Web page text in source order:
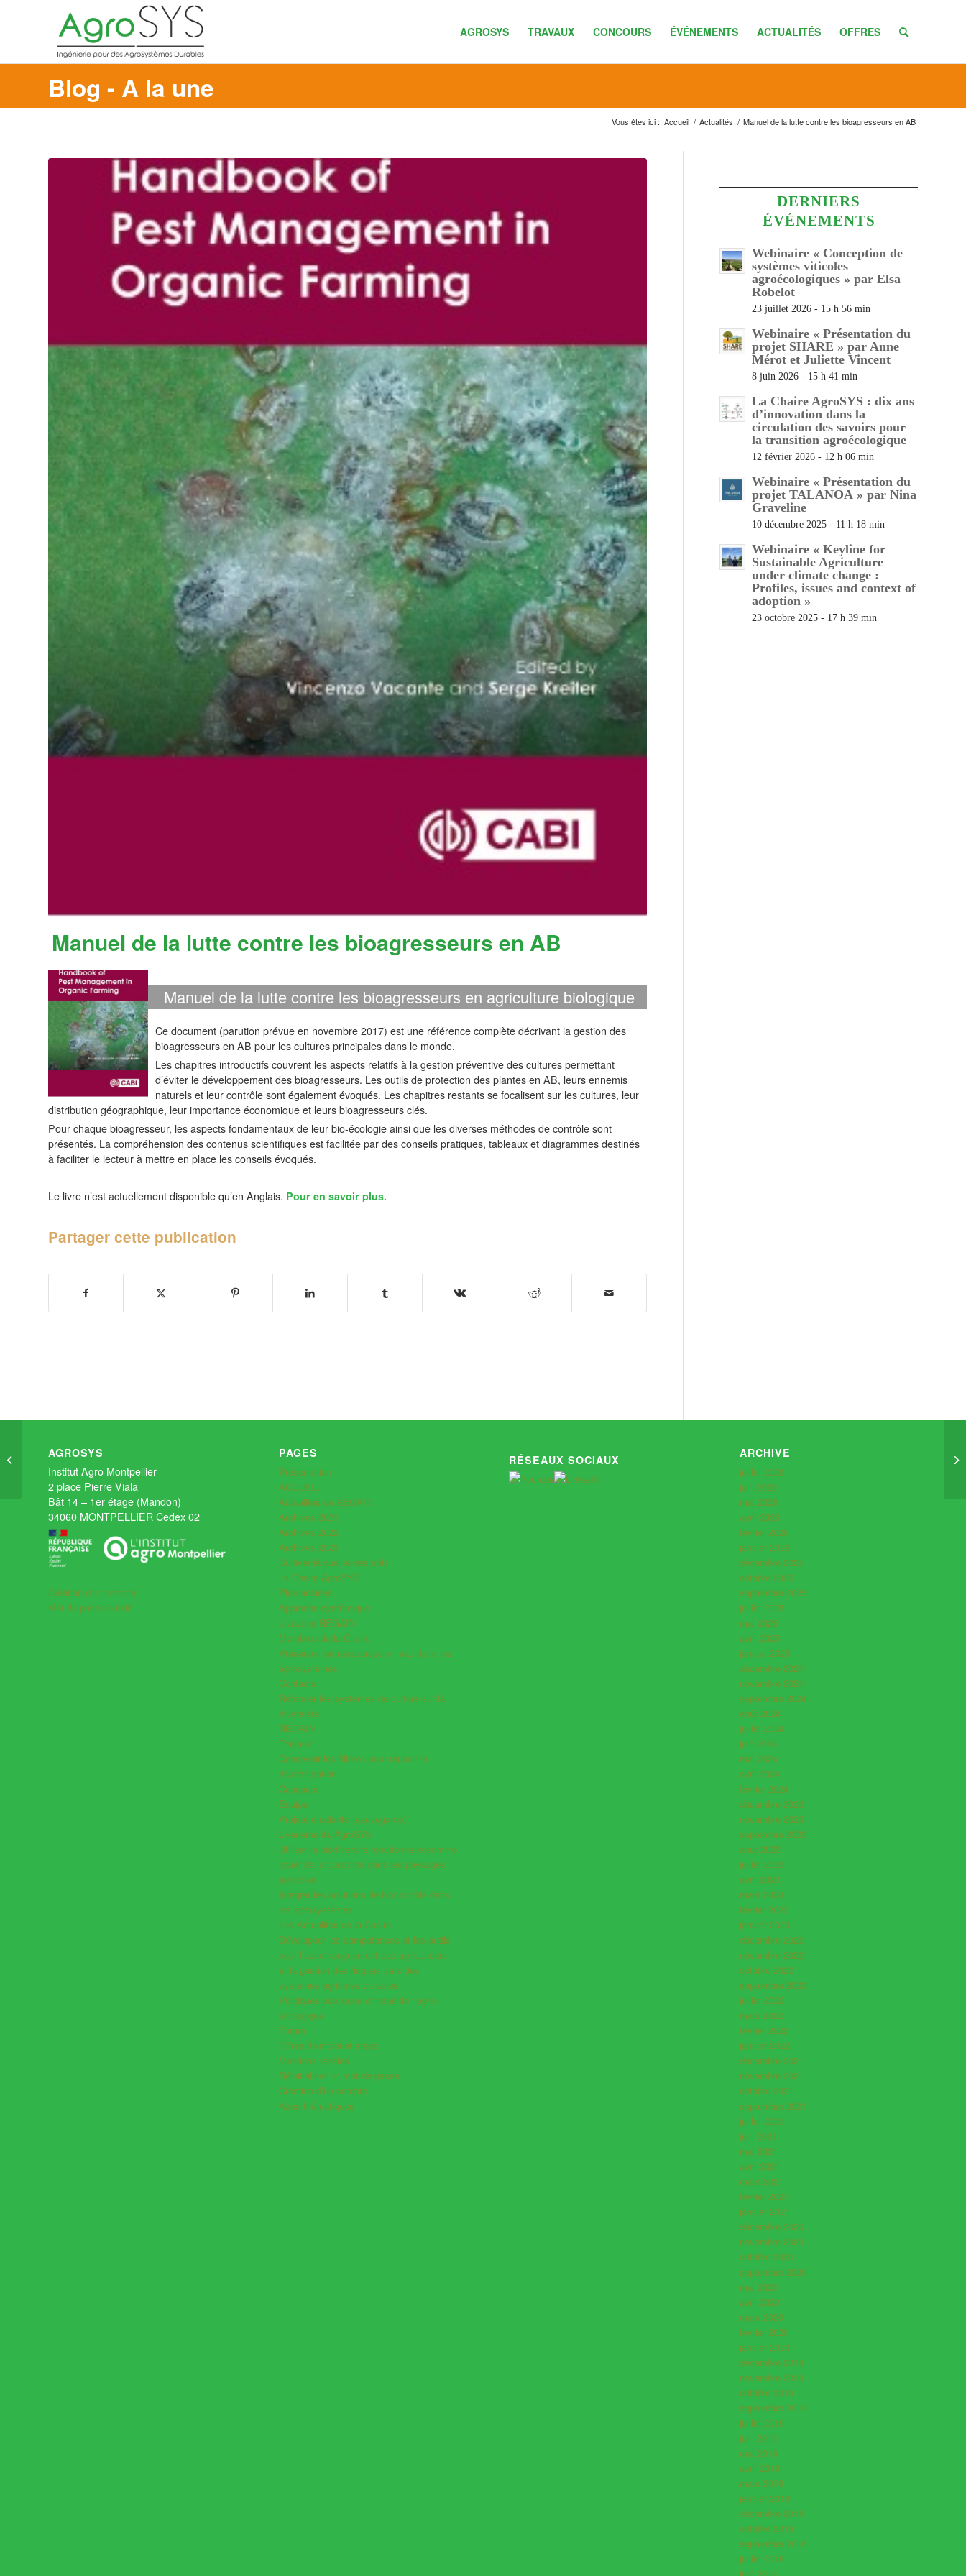
AGROSYS TRAVAUX CONCOURS ÉVÉNEMENTS ACTUALITÉS OFFRES
Blog - A la une
Vous êtes ici : Accueil / Actualités / Manuel de la lutte contre les bioagresseurs en AB
Manuel de la lutte contre les bioagresseurs en AB
Manuel de la lutte contre les bioagresseurs en agriculture biologique
Ce document (parution prévue en novembre 2017) est une référence complète décrivant la gestion des
bioagresseurs en AB pour les cultures principales dans le monde.
Les chapitres introductifs couvrent les aspects relatifs à la gestion préventive des cultures permettant
d’éviter le développement des bioagresseurs. Les outils de protection des plantes en AB, leurs ennemis
naturels et leur contrôle sont également évoqués. Les chapitres restants se focalisent sur les cultures, leur
distribution géographique, leur importance économique et leurs bioagresseurs clés.
Pour chaque bioagresseur, les aspects fondamentaux de leur bio-écologie ainsi que les diverses méthodes de contrôle sont
présentés. La compréhension des contenus scientifiques est facilitée par des conseils pratiques, tableaux et diagrammes destinés
à faciliter le lecteur à mettre en place les conseils évoqués.
Le livre n’est actuellement disponible qu’en Anglais. Pour en savoir plus.
Partager cette publication
DERNIERS
ÉVÉNEMENTS
Webinaire « Conception de
systèmes viticoles
agroécologiques » par Elsa
Robelot
23 juillet 2026 - 15 h 56 min
Webinaire « Présentation du
projet SHARE » par Anne
Mérot et Juliette Vincent
8 juin 2026 - 15 h 41 min
La Chaire AgroSYS : dix ans
d’innovation dans la
circulation des savoirs pour
la transition agroécologique
12 février 2026 - 12 h 06 min
Webinaire « Présentation du
projet TALANOA » par Nina
Graveline
10 décembre 2025 - 11 h 18 min
Webinaire « Keyline for
Sustainable Agriculture
under climate change :
Profiles, issues and context of
adoption »
23 octobre 2025 - 17 h 39 min
AGROSYS
Institut Agro Montpellier
2 place Pierre Viala
Bât 14 – 1er étage (Mandon)
34060 MONTPELLIER Cedex 02
Création d'un compte
Mot de passe oublié
PAGES
Présentation
ACCUEIL
Actualités de REGAIN
Archives 2021
Archives 2022
Archives 2023
Cultiver la qualité des sols
La Chaire AgroSYS
Plus anciens…
Approche systémique
Livrables REGAIN
Membres de la Chaire
Préserver les ressources en eau dans les
agrosystèmes
Contacts
Refonder les systèmes de culture sur la
diversisté
REGAIN
Travaux
Concevoir les filières pour réussir la
diversification
Concours
Equipe
Projets étudiants (sauvegarde)
Evénements AgroSYS
Utiliser la biodiversité fonctionnelle comme
levier de la durabilité dans les paysages
agricoles
Intégrer les solutions de biocontrôle dans
les agrosystèmes
Les Actualités de la Chaire
Développer les compétences et les outils
pour l’accompagnement des agriculteurs
et la gestion des risques vers des
systèmes agricoles durables
Politiques publiques et transition agro-
écologique
Forum
Offres d’emploi et stage
Mentions légales
Réinitialiser un mot de passe
Création d’un compte
Axes thématiques
RÉSEAUX SOCIAUX ARCHIVE
juillet 2026
juin 2026
mai 2026
avril 2026
février 2026
janvier 2026
décembre 2025
octobre 2025
septembre 2025
juillet 2025
mai 2025
avril 2025
janvier 2025
décembre 2024
novembre 2024
septembre 2024
août 2024
juillet 2024
juin 2024
mai 2024
avril 2024
février 2024
décembre 2023
novembre 2023
septembre 2023
août 2023
juillet 2023
avril 2023
mars 2023
février 2023
janvier 2023
décembre 2022
novembre 2022
octobre 2022
septembre 2022
juillet 2022
mars 2022
février 2022
janvier 2022
décembre 2021
novembre 2021
octobre 2021
septembre 2021
juillet 2021
juin 2021
mai 2021
avril 2021
mars 2021
février 2021
janvier 2021
décembre 2020
novembre 2020
octobre 2020
septembre 2020
mai 2020
avril 2020
mars 2020
février 2020
janvier 2020
décembre 2019
novembre 2019
octobre 2019
septembre 2019
juillet 2019
juin 2019
mai 2019
avril 2019
mars 2019
janvier 2019
décembre 2018
octobre 2018
septembre 2018
juillet 2018
juin 2018
Les micro-fermes, une
approche innovante